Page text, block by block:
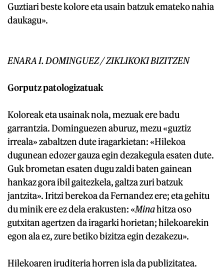
Guztiari beste kolore eta usain batzuk emateko nahia
daukagu».
ENARA I. DOMINGUEZ / ZIKLIKOKI BIZITZEN
Gorputz patologizatuak
Koloreak eta usainak nola, mezuak ere badu
garrantzia. Dominguezen aburuz, mezu «guztiz
irreala» zabaltzen dute iragarkietan: «Hilekoa
dugunean edozer gauza egin dezakegula esaten dute.
Guk brometan esaten dugu zaldi baten gainean
hankaz gora ibil gaitezkela, galtza zuri batzuk
jantzita». Iritzi berekoa da Fernandez ere; eta gehitu
du minik ere ez dela erakusten: «Minahitza oso
gutxitan agertzen da iragarki horietan; hilekoarekin
egon ala ez, zure betiko bizitza egin dezakezu».
Hilekoaren iruditeria horren isla da publizitatea.